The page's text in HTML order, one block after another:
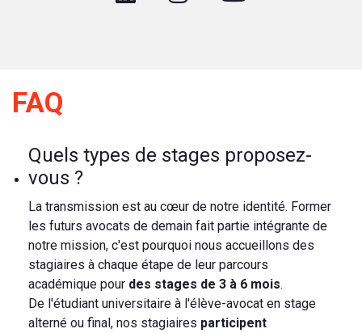
FAQ
Quels types de stages proposez-
vous ?
La transmission est au cœur de notre identité. Former
les futurs avocats de demain fait partie intégrante de
notre mission, c'est pourquoi nous accueillons des
stagiaires à chaque étape de leur parcours
académique pour des stages de 3 à 6 mois.
De l'étudiant universitaire à l'élève-avocat en stage
alterné ou final, nos stagiaires participent